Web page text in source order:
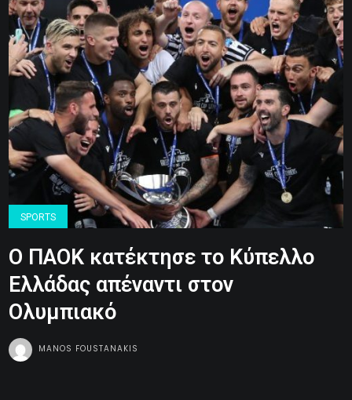
SPORTS
Ο ΠΑΟΚ κατέκτησε το Κύπελλο
Ελλάδας απέναντι στον
Ολυμπιακό
MANOS FOUSTANAKIS